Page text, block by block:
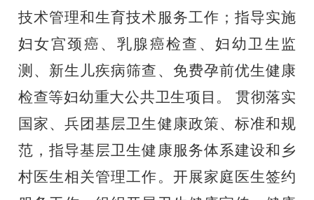
技术管理和生育技术服务工作； 指导实施
妇女宫颈癌、乳腺癌检查、妇幼卫生监
测、新生儿疾病筛查、免费孕前优生健康
检查等妇幼重大公共卫生项目。
贯彻落实
国家、兵团基层卫生健康政策、标准和规
范，指导基层卫生健康服务体系建设和乡
村医生相关管理工作。开展家庭 医生签约